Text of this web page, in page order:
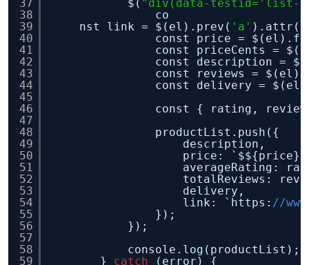
37
38
39
40
41
42
43
44
45
46
47
48
49
50
51
52
53
54
55
56
57
58
59
$( "div(data-testid='list-
co
nst link = $(el).prev( 'a' ).attr(
const price =
const priceCents =
const description =
const reviews =
const delivery =
const { rating,
productList.push({
description,
price:
averageRating:
totalReviews:
delivery,
link: `https: //
});
});
console.log(productList);
} catch
(error) {